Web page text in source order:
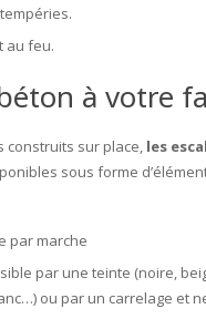
au feu.
béton à votre
construits sur place, les
sous forme
par marche
par une teinte (noire,
ou par un carrelage et